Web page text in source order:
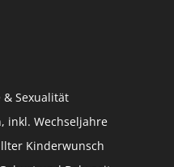
Sexualität
inkl. Wechseljahre
Kinderwunsch